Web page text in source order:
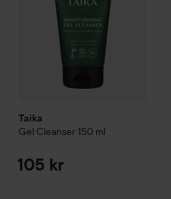
Taika
Gel Cleanser 150 ml
105 kr